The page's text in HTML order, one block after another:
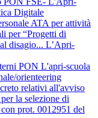
Digitale
ATA per attività
per “Progetti di
disagio... L’Apri-
PON L'apri-scuola
orienteering
relativi all'avviso
la selezione di
prot. 0012951 del